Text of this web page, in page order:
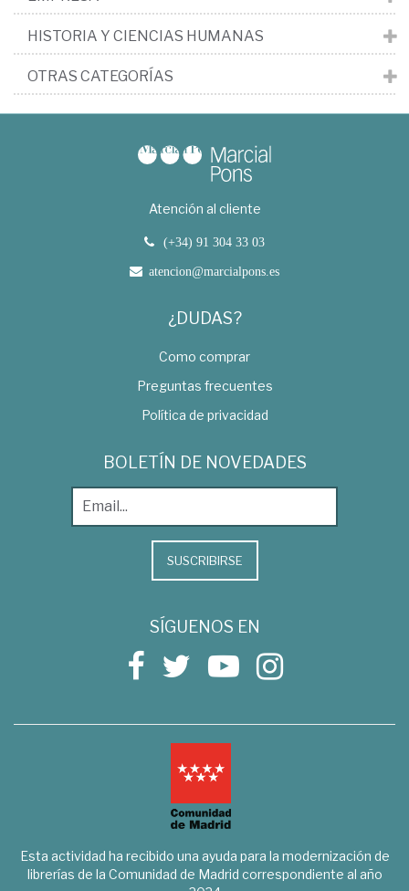
HISTORIA Y CIENCIAS HUMANAS
OTRAS CATEGORÍAS
Atención al cliente
(+34) 91 304 33 03
atencion@marcialpons.es
¿DUDAS?
Como comprar
Preguntas frecuentes
Política de privacidad
BOLETÍN DE NOVEDADES
SUSCRIBIRSE
SÍGUENOS EN
Esta actividad ha recibido una ayuda para la modernización de
librerías de la Comunidad de Madrid correspondiente al año